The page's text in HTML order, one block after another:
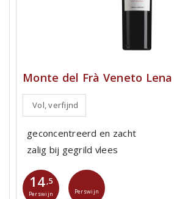
Monte del Frà Veneto
Vol, verfijnd
geconcentreerd en zacht
zalig bij gegrild vlees
14,5
Perswijn Perswijn